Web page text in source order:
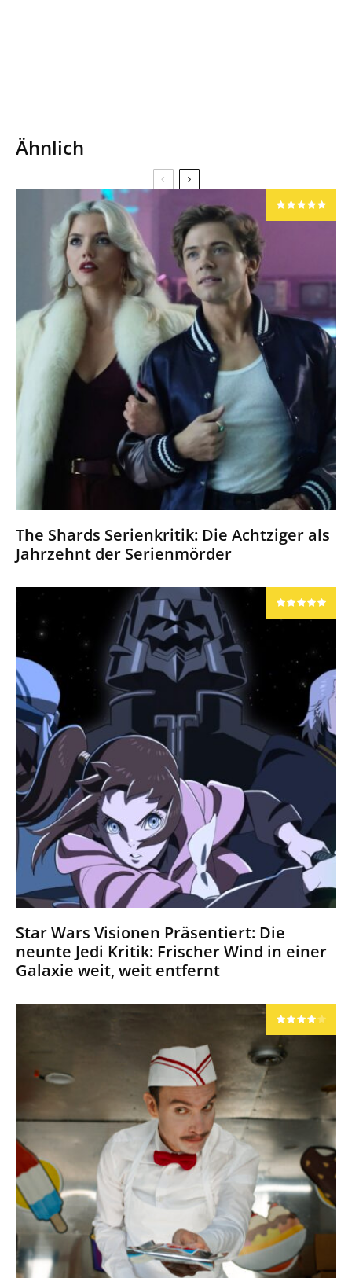
Ähnlich
The Shards Serienkritik: Die Achtziger als
Jahrzehnt der Serienmörder
Star Wars Visionen Präsentiert: Die
neunte Jedi Kritik: Frischer Wind in einer
Galaxie weit, weit entfernt